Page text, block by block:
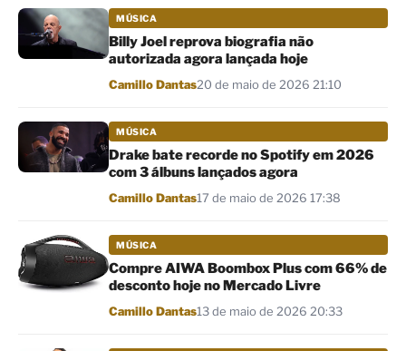
MÚSICA
Billy Joel reprova biografia não
autorizada agora lançada hoje
Por
Camillo Dantas20 de maio de 2026 21:10
MÚSICA
Drake bate recorde no Spotify em 2026
com 3 álbuns lançados agora
Por
Camillo Dantas17 de maio de 2026 17:38
MÚSICA
Compre AIWA Boombox Plus com 66% de
desconto hoje no Mercado Livre
Por
Camillo Dantas13 de maio de 2026 20:33